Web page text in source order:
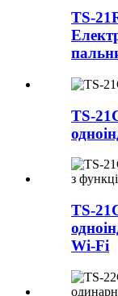
TS-
TS-
TS-
Wi-Fi